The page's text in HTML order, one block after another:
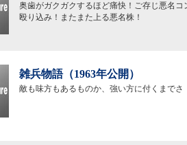
奥歯がガクガクするほど痛快！ご存じ悪名
殴り込み！またまた上る悪名株！
雑兵物語（1963年公開）
敵も味方もあるものか、強い方に付くまで